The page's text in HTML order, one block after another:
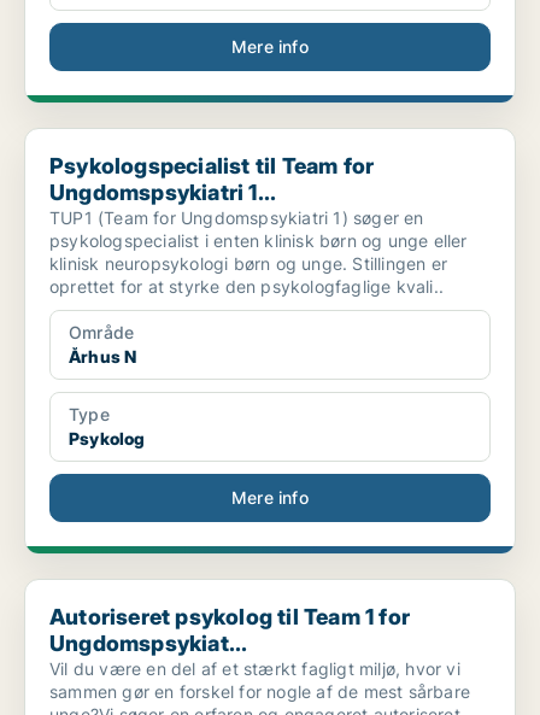
Mere info
Psykologspecialist til Team for Ungdomspsykiatri 1...
Psykologspecialist til Team for
Ungdomspsykiatri 1...
TUP1 (Team for Ungdomspsykiatri 1) søger en
psykologspecialist i enten klinisk børn og unge eller
klinisk neuropsykologi børn og unge. Stillingen er
oprettet for at styrke den psykologfaglige kvali..
Område
Århus N
Type
Psykolog
Mere info
Autoriseret psykolog til Team 1 for Ungdomspsykiat...
Autoriseret psykolog til Team 1 for
Ungdomspsykiat...
Vil du være en del af et stærkt fagligt miljø, hvor vi
sammen gør en forskel for nogle af de mest sårbare